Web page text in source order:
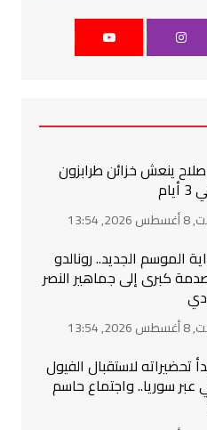
ينعش خزائن طرابزون
13:54
الموسم الجديد.. رونالدو
كبرى إلى جماهير النصر
13:54
تحضيراته لاستقبال الفيول
عبر سوريا.. واجتماع حاسم